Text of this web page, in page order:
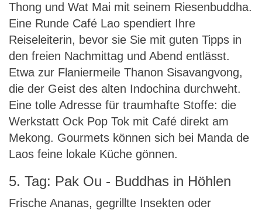
Thong und Wat Mai mit seinem Riesenbuddha.
Eine Runde Café Lao spendiert Ihre
Reiseleiterin, bevor sie Sie mit guten Tipps in
den freien Nachmittag und Abend entlässt.
Etwa zur Flaniermeile Thanon Sisavangvong,
die der Geist des alten Indochina durchweht.
Eine tolle Adresse für traumhafte Stoffe: die
Werkstatt Ock Pop Tok mit Café direkt am
Mekong. Gourmets können sich bei Manda de
Laos feine lokale Küche gönnen.
5. Tag: Pak Ou - Buddhas in Höhlen
Frische Ananas, gegrillte Insekten oder